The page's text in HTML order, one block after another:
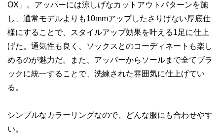
OX」。アッパーには涼しげなカットアウトパターンを施
し、通常モデルよりも10mmアップしたさりげない厚底仕
様にすることで、スタイルアップ効果を叶える1足に仕上
げた。通気性も良く、ソックスとのコーディネートも楽し
めるのが魅力だ。また、アッパーからソールまで全てブラ
ックに統一することで、洗練された雰囲気に仕上げてい
る。
シンプルなカラーリングなので、どんな服にも合わせやす
い。